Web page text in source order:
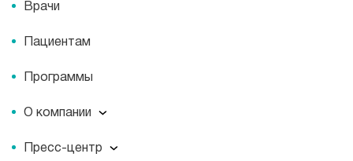
Врачи
Пациентам
Программы
О компании
Пресс-центр